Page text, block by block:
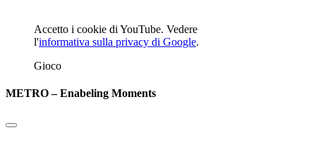
Accetto i cookie di YouTube. Vedere
l'informativa sulla privacy di Google.
Gioco
METRO – Enabeling Moments